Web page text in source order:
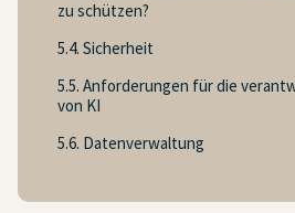
zu schützen?
5.4. Sicherheit
5.5. Anforderungen für die
von KI
5.6. Datenverwaltung